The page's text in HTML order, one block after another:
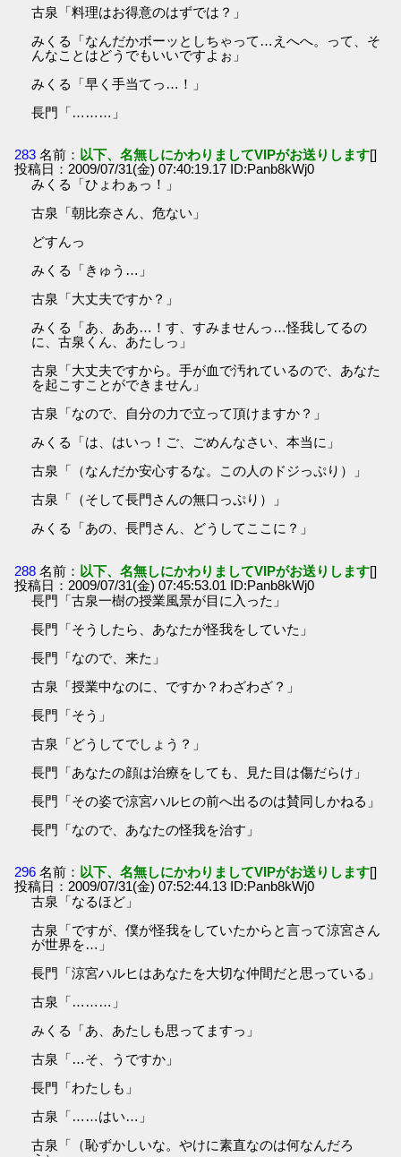
古泉「料理はお得意のはずでは？」
みくる「なんだかボーッとしちゃって…えへへ。って、そ
んなことはどうでもいいですよぉ」
みくる「早く手当てっ…！」
長門「………」
283 名前： 以下、名無しにかわりましてVIPがお送りします[]
投稿日：2009/07/31(金) 07:40:19.17 ID:Panb8kWj0
みくる「ひょわぁっ！」
古泉「朝比奈さん、危ない」
どすんっ
みくる「きゅう…」
古泉「大丈夫ですか？」
みくる「あ、ああ…！す、すみませんっ…怪我してるの
に、古泉くん、あたしっ」
古泉「大丈夫ですから。手が血で汚れているので、あなた
を起こすことができません」
古泉「なので、自分の力で立って頂けますか？」
みくる「は、はいっ！ご、ごめんなさい、本当に」
古泉「（なんだか安心するな。この人のドジっぷり）」
古泉「（そして長門さんの無口っぷり）」
みくる「あの、長門さん、どうしてここに？」
288 名前： 以下、名無しにかわりましてVIPがお送りします[]
投稿日：2009/07/31(金) 07:45:53.01 ID:Panb8kWj0
長門「古泉一樹の授業風景が目に入った」
長門「そうしたら、あなたが怪我をしていた」
長門「なので、来た」
古泉「授業中なのに、ですか？わざわざ？」
長門「そう」
古泉「どうしてでしょう？」
長門「あなたの顔は治療をしても、見た目は傷だらけ」
長門「その姿で涼宮ハルヒの前へ出るのは賛同しかねる」
長門「なので、あなたの怪我を治す」
296 名前： 以下、名無しにかわりましてVIPがお送りします[]
投稿日：2009/07/31(金) 07:52:44.13 ID:Panb8kWj0
古泉「なるほど」
古泉「ですが、僕が怪我をしていたからと言って涼宮さん
が世界を…」
長門「涼宮ハルヒはあなたを大切な仲間だと思っている」
古泉「………」
みくる「あ、あたしも思ってますっ」
古泉「…そ、うですか」
長門「わたしも」
古泉「……はい…」
古泉「（恥ずかしいな。やけに素直なのは何なんだろ